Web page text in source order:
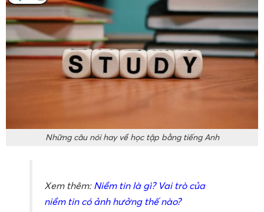
Những câu nói hay về học tập bằng tiếng Anh
Xem thêm: Niềm tin là gì? Vai trò của
niềm tin có ảnh hưởng thế nào?